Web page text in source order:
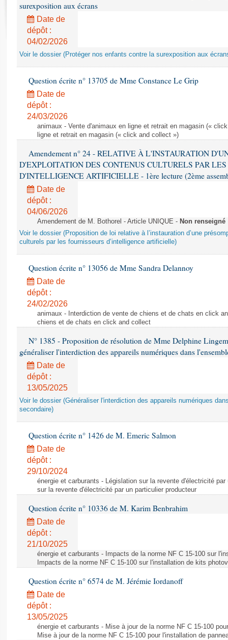
Rapports d'enquête
Rapports législatifs
Rapports sur l'application des lois
Baromètre de l’application des lois
Dossiers législatifs
Budget et sécurité sociale
Questions écrites et orales
Comptes rendus des débats
surexposition aux écrans
Date de
dépôt :
04/02/2026
Voir le dossier (Protéger nos enfants contre la surexposition aux
Question écrite n° 13705 de Mme Constance Le Grip
Date de
dépôt :
24/03/2026
animaux - Vente d'animaux en ligne et retrait en magasin («
ligne et retrait en magasin (« click and collect »)
Amendement n° 24 - RELATIVE À L'INSTAURATION
D'EXPLOITATION DES CONTENUS CULTURELS PAR LES
D'INTELLIGENCE ARTIFICIELLE - 1ère lecture (2ème
Date de
dépôt :
04/06/2026
Amendement de M. Bothorel - Article UNIQUE - Non renseigné
Voir le dossier (Proposition de loi relative à l’instauration d’une
culturels par les fournisseurs d’intelligence artificielle)
Question écrite n° 13056 de Mme Sandra Delannoy
Date de
dépôt :
24/02/2026
animaux - Interdiction de vente de chiens et de chats en click
chiens et de chats en click and collect
N° 1385 - Proposition de résolution de Mme Delphine
généraliser l'interdiction des appareils numériques dans
Date de
dépôt :
13/05/2025
Voir le dossier (Généraliser l'interdiction des appareils numériques
secondaire)
Question écrite n° 1426 de M. Emeric Salmon
Date de
dépôt :
29/10/2024
énergie et carburants - Législation sur la revente d'électricité
sur la revente d'électricité par un particulier producteur
Question écrite n° 10336 de M. Karim Benbrahim
Date de
dépôt :
21/10/2025
énergie et carburants - Impacts de la norme NF C 15-100 sur
Impacts de la norme NF C 15-100 sur l'installation de kits
Question écrite n° 6574 de M. Jérémie Iordanoff
Date de
dépôt :
13/05/2025
énergie et carburants - Mise à jour de la norme NF C 15-100
Mise à jour de la norme NF C 15-100 pour l'installation de